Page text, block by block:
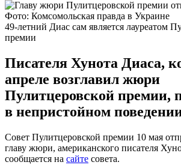
Фото: Комсомольская правда в Украине
49-летний Диас сам является лауреатом
премии
Писателя Хунота Диаса,
апреле возглавил жюри
Пулитцеровской премии,
в непристойном
Совет Пулитцеровской премии 10 мая
главу жюри, американского писателя
сообщается на сайте совета.